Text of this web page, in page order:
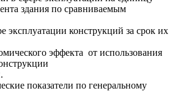
здания по сравниваемым
эксплуатации конструкций за срок их
эффекта от использования
показатели по генеральному